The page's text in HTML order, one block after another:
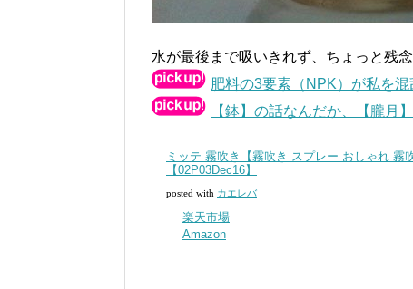
水が最後まで吸いきれず、ちょっと残
肥料の3要素（NPK）が私を
【鉢】の話なんだか、【朧月
ミッテ 霧吹き【霧吹き スプレー おしゃれ 霧
【02P03Dec16】
posted with カエレバ
楽天市場
Amazon